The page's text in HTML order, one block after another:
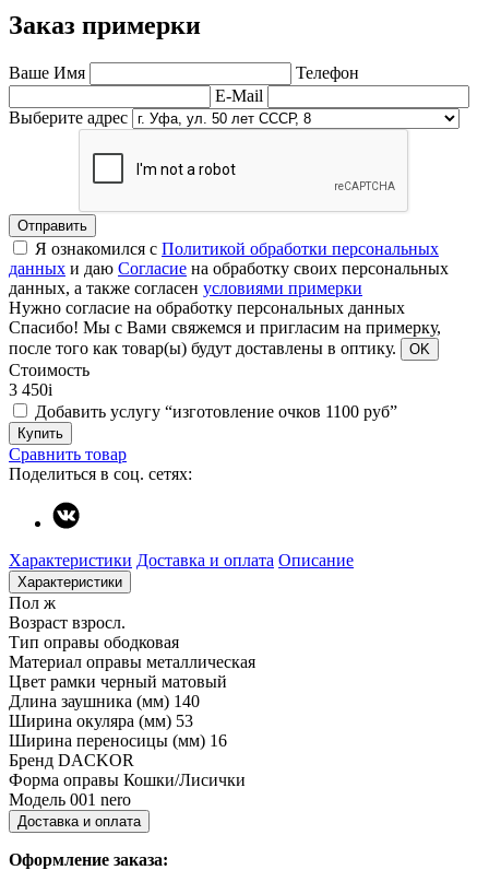
Заказ примерки
Ваше Имя
Телефон
E-Mail
Выберите адрес
Отправить
Я ознакомился с Политикой обработки персональных
данных и даю Согласие на обработку своих персональных
данных, а также согласен условиями примерки
Нужно согласие на обработку персональных данных
Спасибо! Мы с Вами свяжемся и пригласим на примерку,
после того как товар(ы) будут доставлены в оптику.
OK
Стоимость
3 450i
Добавить услугу “изготовление очков 1100 руб”
Купить
Сравнить товар
Поделиться в соц. сетях:
Характеристики Доставка и оплата Описание
Характеристики
Пол ж
Возраст взросл.
Тип оправы ободковая
Материал оправы металлическая
Цвет рамки черный матовый
Длина заушника (мм) 140
Ширина окуляра (мм) 53
Ширина переносицы (мм) 16
Бренд DACKOR
Форма оправы Кошки/Лисички
Модель 001 nero
Доставка и оплата
Оформление заказа: